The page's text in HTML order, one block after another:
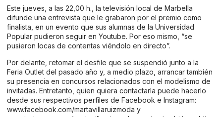
Este jueves, a las 22,00 h., la televisión local de Marbella
difunde una entrevista que le grabaron por el premio como
finalista, en un evento que sus alumnas de la Universidad
Popular pudieron seguir en Youtube. Por eso mismo, “se
pusieron locas de contentas viéndolo en directo”.
Por delante, retomar el desfile que se suspendió junto a la
Feria Outlet del pasado año y, a medio plazo, arrancar también
su presencia en concursos relacionados con el modelismo de
invitadas. Entretanto, quien quiera contactarla puede hacerlo
desde sus respectivos perfiles de Facebook e Instagram:
www.facebook.com/martavillaruizmoda y